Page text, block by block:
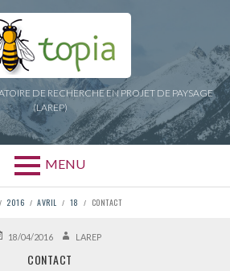
DE RECHERCHE EN PROJET DE PAYSAGE
(LAREP)
MENU
2016 AVRIL 18 CONTACT
18/04/2016 AUTEUR
LAREP
CONTACT